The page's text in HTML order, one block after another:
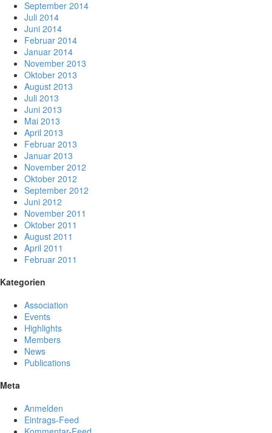
September 2014
Juli 2014
Juni 2014
Februar 2014
Januar 2014
November 2013
Oktober 2013
August 2013
Juli 2013
Juni 2013
Mai 2013
April 2013
Februar 2013
Januar 2013
November 2012
Oktober 2012
September 2012
Juni 2012
November 2011
Oktober 2011
August 2011
April 2011
Februar 2011
Kategorien
Association
Events
Highlights
Members
News
Publications
Meta
Anmelden
Eintrags-Feed